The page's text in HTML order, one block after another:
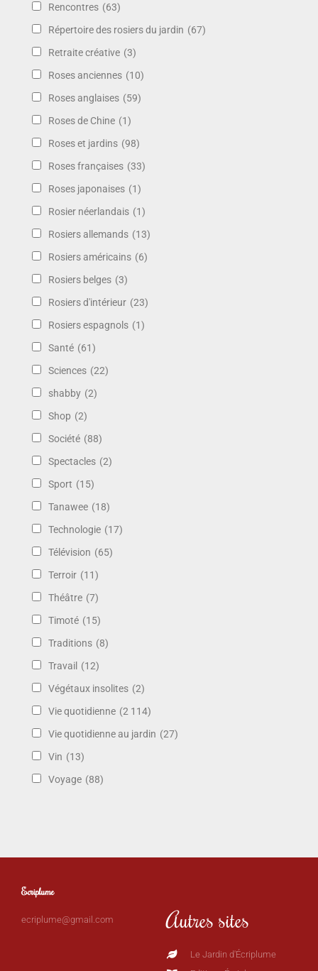
Rencontres (63)
Répertoire des rosiers du jardin (67)
Retraite créative (3)
Roses anciennes (10)
Roses anglaises (59)
Roses de Chine (1)
Roses et jardins (98)
Roses françaises (33)
Roses japonaises (1)
Rosier néerlandais (1)
Rosiers allemands (13)
Rosiers américains (6)
Rosiers belges (3)
Rosiers d'intérieur (23)
Rosiers espagnols (1)
Santé (61)
Sciences (22)
shabby (2)
Shop (2)
Société (88)
Spectacles (2)
Sport (15)
Tanawee (18)
Technologie (17)
Télévision (65)
Terroir (11)
Théâtre (7)
Timoté (15)
Traditions (8)
Travail (12)
Végétaux insolites (2)
Vie quotidienne (2 114)
Vie quotidienne au jardin (27)
Vin (13)
Voyage (88)
Ecriplume
ecriplume@gmail.com Autres sites
Le Jardin d'Écriplume